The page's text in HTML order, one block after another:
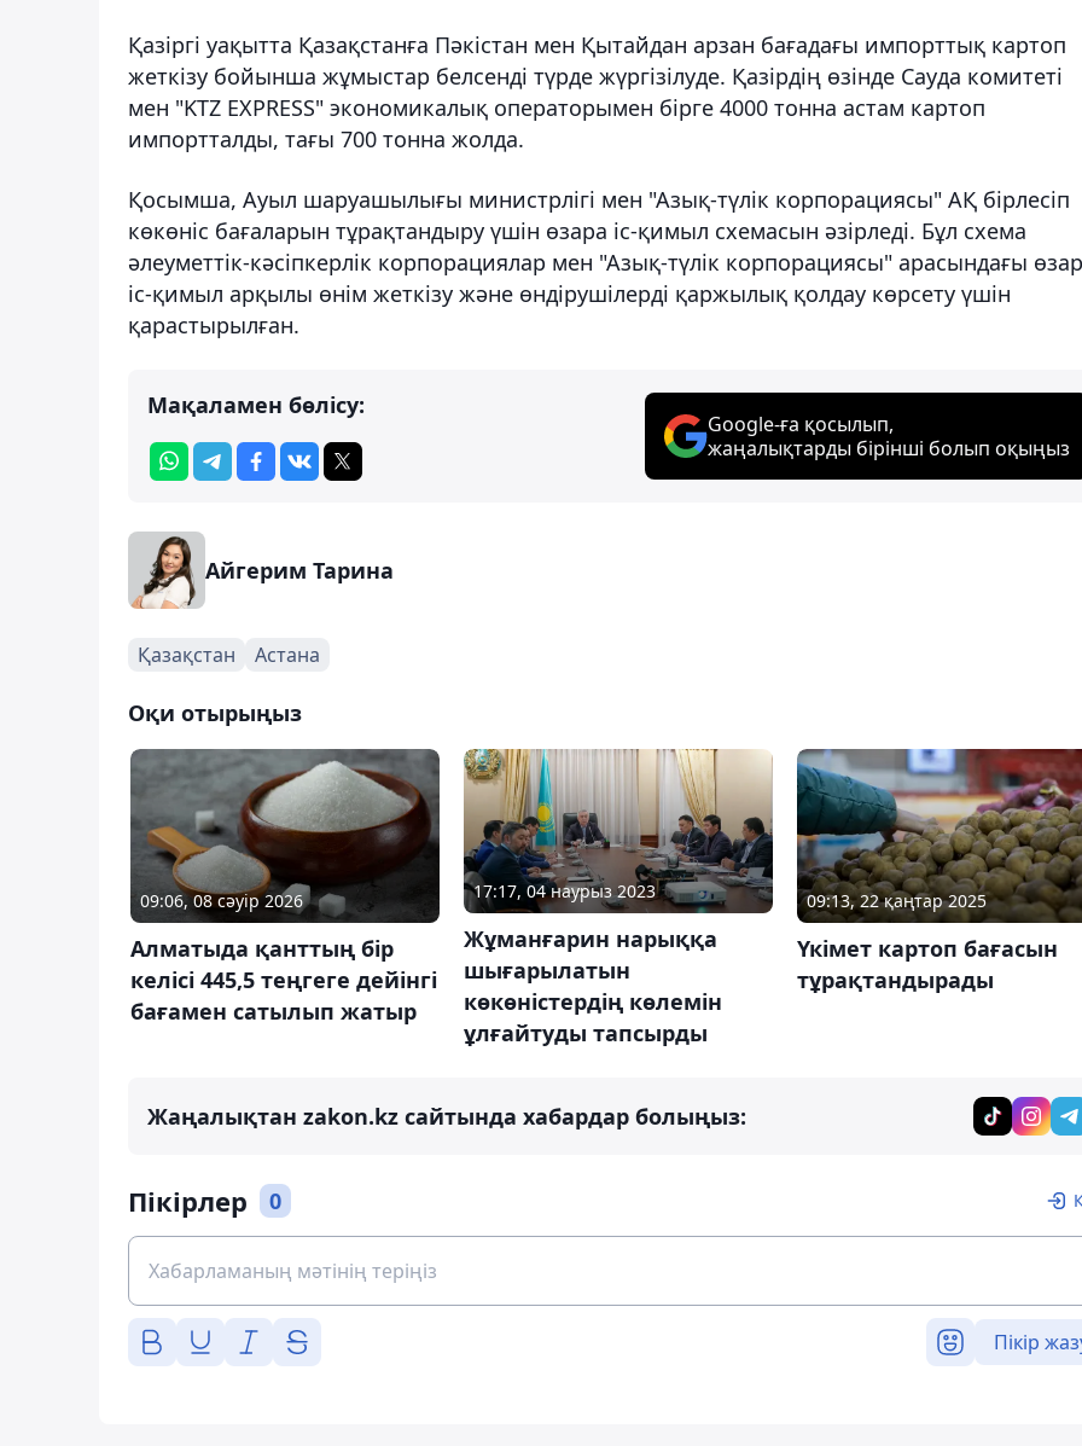
Қазіргі уақытта Қазақстанға Пәкістан мен Қытайдан арзан бағадағы импорттық картоп
жеткізу бойынша жұмыстар белсенді түрде жүргізілуде. Қазірдің өзінде Сауда комитеті
мен "KTZ EXPRESS" экономикалық операторымен бірге 4000 тонна астам картоп
импортталды, тағы 700 тонна жолда.
Қосымша, Ауыл шаруашылығы министрлігі мен "Азық-түлік корпорациясы" АҚ бірлесіп
көкөніс бағаларын тұрақтандыру үшін өзара іс-қимыл схемасын әзірледі. Бұл схема
әлеуметтік-кәсіпкерлік корпорациялар мен "Азық-түлік корпорациясы" арасындағы
іс-қимыл арқылы өнім жеткізу және өндірушілерді қаржылық қолдау көрсету үшін
қарастырылған.
Мақаламен бөлісу:
Google-ға қосылып,
жаңалықтарды бірінші болып оқыңыз
Айгерим Тарина
Қазақстан Астана
Оқи отырыңыз
09:06, 08 сәуір 2026
Алматыда қанттың бір
келісі 445,5 теңгеге дейінгі
бағамен сатылып жатыр
17:17, 04 наурыз 2023
Жұманғарин нарыққа
шығарылатын
көкөністердің көлемін
ұлғайтуды тапсырды
09:13, 22 қаңтар 2025
Үкімет картоп бағасын
тұрақтандырады
Жаңалықтан zakon.kz сайтында хабардар болыңыз:
Пікірлер 0
Пікір